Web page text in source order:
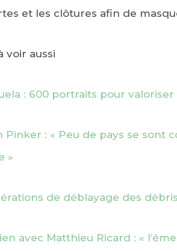
et les clôtures afin de
voir aussi
: 600 portraits pour
Pinker : « Peu de pays se sont
»
de déblayage des
avec Matthieu Ricard : «